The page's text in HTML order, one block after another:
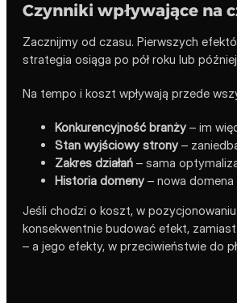
Czynniki wpływające na
Zacznijmy od czasu. Pierwszych
strategia osiąga po pół roku lub
Na tempo i koszt wpływają przede
Konkurencyjność branży – im
Stan wyjściowy strony –
Zakres działań – sama
Historia domeny – nowa
Jeśli chodzi o koszt, w
konsekwentnie budować efekt,
– a jego efekty, w przeciwieństwie do